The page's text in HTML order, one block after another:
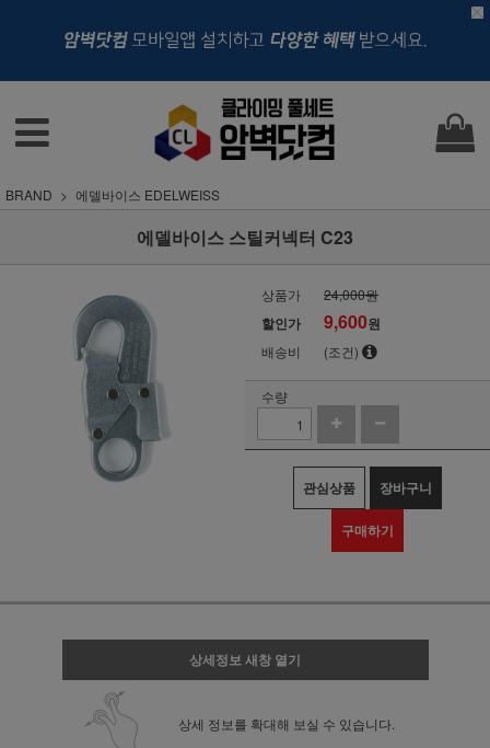
BRAND 에델바이스 EDELWEISS
에델바이스 스틸커넥터 C23
상품가 24,000원
할인가 9,600원
배송비 (조건)
수량
관심상품 장바구니
구매하기
상세정보 새창 열기
상세 정보를 확대해 보실 수 있습니다.